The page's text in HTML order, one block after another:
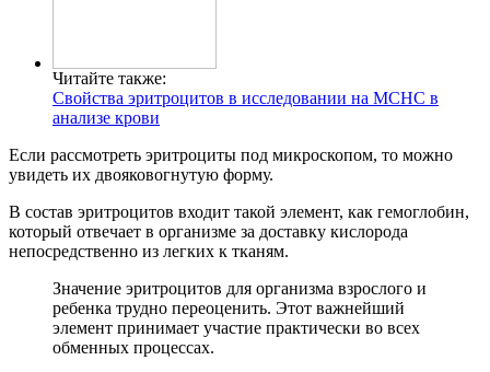
Читайте также:
Свойства эритроцитов в исследовании на MCHC в
анализе крови
Если рассмотреть эритроциты под микроскопом, то можно
увидеть их двояковогнутую форму.
В состав эритроцитов входит такой элемент, как гемоглобин,
который отвечает в организме за доставку кислорода
непосредственно из легких к тканям.
Значение эритроцитов для организма взрослого и
ребенка трудно переоценить. Этот важнейший
элемент принимает участие практически во всех
обменных процессах.